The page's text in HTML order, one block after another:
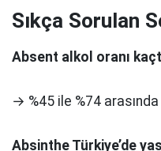
Sıkça Sorulan
Absent alkol oranı
→ %45 ile %74
Absinthe Türkiye’de